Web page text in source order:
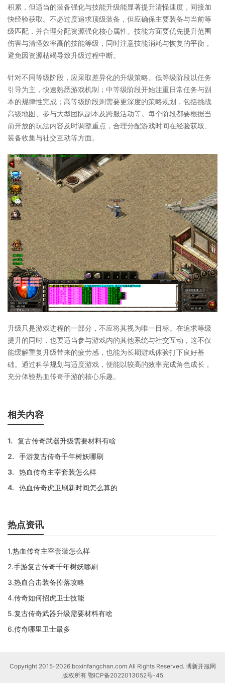
积累，但适当的装备强化与技能升级能显著提升清怪速度，间接加
快经验获取。不必过度追求顶级装备，但应确保主要装备与当前等
级匹配，并合理分配资源强化核心属性。技能方面要优先提升范围
伤害与清怪效率高的技能等级，同时注意技能消耗与恢复的平衡，
避免因资源枯竭导致升级过程中断。
针对不同等级阶段，应采取差异化的升级策略。低等级阶段以任务
引导为主，快速熟悉游戏机制；中等级阶段开始注重日常任务与副
本的规律性完成；高等级阶段则需要更深度的策略规划，包括挑战
高级地图、参与大型团队副本及跨服活动等。每个阶段都要根据当
前开放的玩法内容及时调整重点，合理分配游戏时间在经验获取、
装备收集与社交互动等方面。
升级只是游戏进程的一部分，不应将其视为唯一目标。在追求等级
提升的同时，也要适当参与游戏内的其他系统与社交互动，这不仅
能缓解重复升级带来的疲劳感，也能为长期游戏体验打下良好基
础。通过科学规划与适度游戏，便能以较高的效率完成角色成长，
充分体验热血传奇手游的核心乐趣。
相关内容
1.
复古传奇武器升级需要材料有啥
2.
手游复古传奇千年树妖哪刷
3.
热血传奇主宰套装怎么样
4.
热血传奇虎卫刷新时间怎么算的
热点资讯
1.热血传奇主宰套装怎么样
2.手游复古传奇千年树妖哪刷
3.热血合击装备掉落攻略
4.传奇如何招虎卫士技能
5.复古传奇武器升级需要材料有啥
6.传奇哪里卫士最多
Copyright 2015-2026 boxinfangchan.com All Rights Reserved. 博新开服网
版权所有 鄂ICP备2022013052号-45